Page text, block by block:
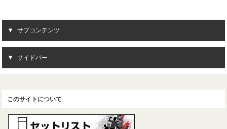
サブコンテンツ
サイドバー
このサイトについて